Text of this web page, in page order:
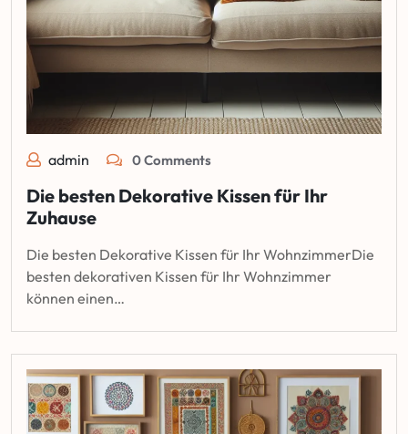
admin 0 Comments
Die besten Dekorative Kissen für Ihr
Zuhause
Die besten Dekorative Kissen für Ihr WohnzimmerDie
besten dekorativen Kissen für Ihr Wohnzimmer
können einen…